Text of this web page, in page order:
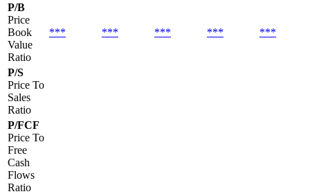
P/B
Price
Book
Value
Ratio
*** *** *** *** ***
P/S
Price To
Sales
Ratio
P/FCF
Price To
Free
Cash
Flows
Ratio